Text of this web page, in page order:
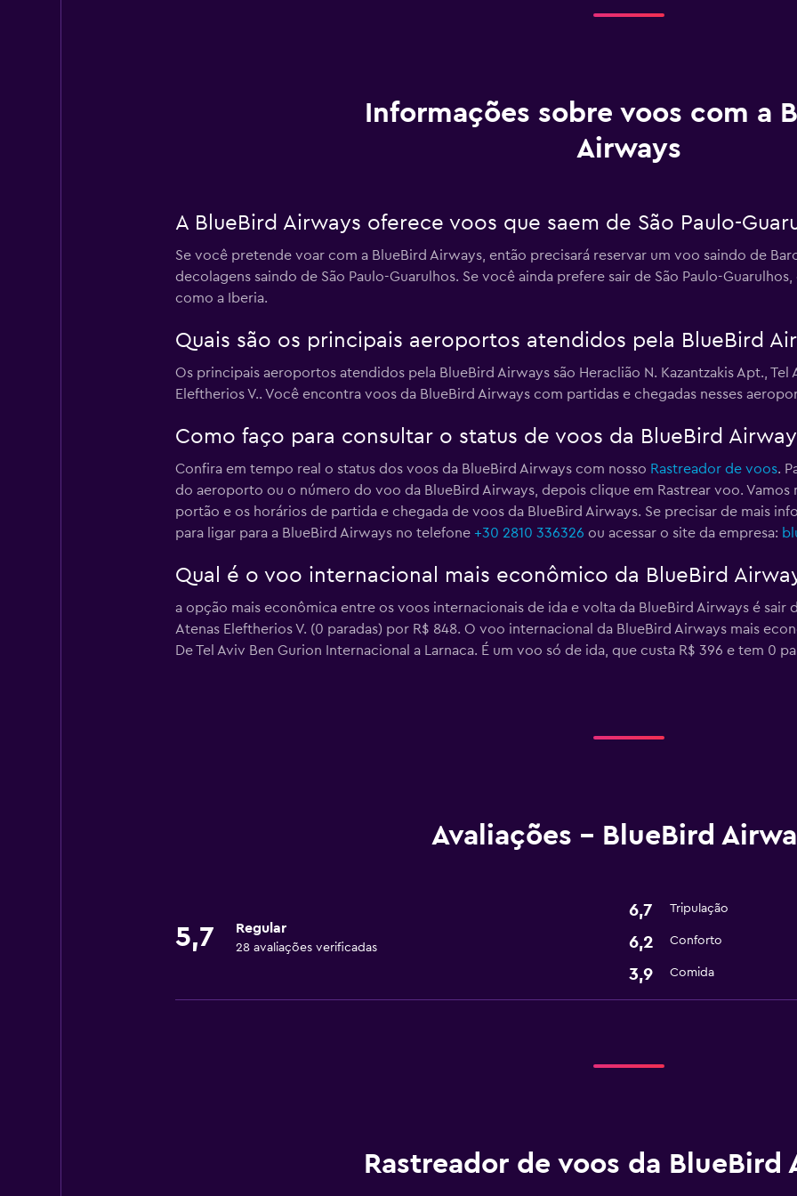
Informações sobre voos com a
Airways
A BlueBird Airways oferece voos que saem de São Paulo-
Se você pretende voar com a BlueBird Airways, então precisará reservar um voo saindo de
decolagens saindo de São Paulo-Guarulhos. Se você ainda prefere sair de São Paulo-
como a Iberia.
Quais são os principais aeroportos atendidos pela BlueBird
Os principais aeroportos atendidos pela BlueBird Airways são Heraclião N. Kazantzakis Apt.,
Eleftherios V.. Você encontra voos da BlueBird Airways com partidas e chegadas nesses
Como faço para consultar o status de voos da BlueBird
Confira em tempo real o status dos voos da BlueBird Airways com nosso Rastreador de voos.
do aeroporto ou o número do voo da BlueBird Airways, depois clique em Rastrear voo.
portão e os horários de partida e chegada de voos da BlueBird Airways. Se precisar de mais
para ligar para a BlueBird Airways no telefone +30 2810 336326 ou acessar o site da empresa:
Qual é o voo internacional mais econômico da BlueBird
a opção mais econômica entre os voos internacionais de ida e volta da BlueBird Airways é sair
Atenas Eleftherios V. (0 paradas) por R$ 848. O voo internacional da BlueBird Airways mais
De Tel Aviv Ben Gurion Internacional a Larnaca. É um voo só de ida, que custa R$ 396 e tem 0
Avaliações - BlueBird
5,7 Regular
28 avaliações verificadas
6,7 Tripulação
6,2 Conforto
3,9 Comida
Rastreador de voos da BlueBird